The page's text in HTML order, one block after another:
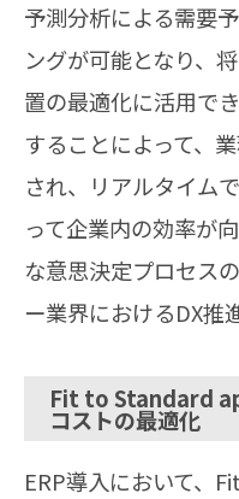
予測分析による需要
ングが可能となり、
置の最適化に活用で
することによって、
され、リアルタイム
って企業内の効率が
な意思決定プロセス
ー業界におけるDX推
Fit to Standard
コストの最適化
ERP導入において、